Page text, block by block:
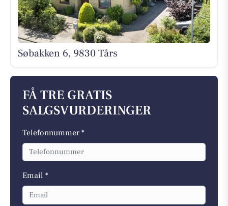
Søbakken 6, 9830 Tårs
FÅ TRE GRATIS
SALGSVURDERINGER
Telefonnummer *
Email *